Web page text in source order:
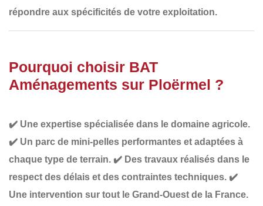
répondre aux spécificités de votre exploitation.
Pourquoi choisir BAT
Aménagements sur Ploërmel ?
✔️ Une expertise spécialisée dans le domaine agricole.
✔️ Un parc de mini-pelles performantes et adaptées à
chaque type de terrain. ✔️ Des travaux réalisés dans le
respect des délais et des contraintes techniques. ✔️
Une intervention sur tout le Grand-Ouest de la France.